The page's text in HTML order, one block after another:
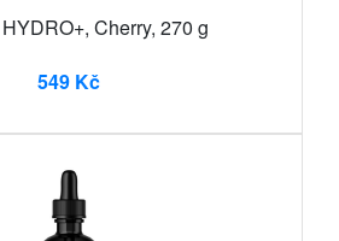
Cherry, 270 g
549 Kč